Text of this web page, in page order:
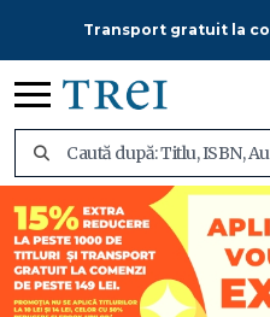
Transport gratuit la